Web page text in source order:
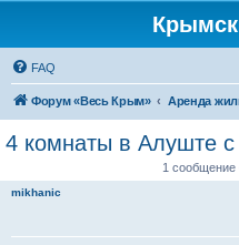
FAQ
Форум «Весь Крым» Аренда
4 комнаты в Алуште с
1 сообщение
mikhanic